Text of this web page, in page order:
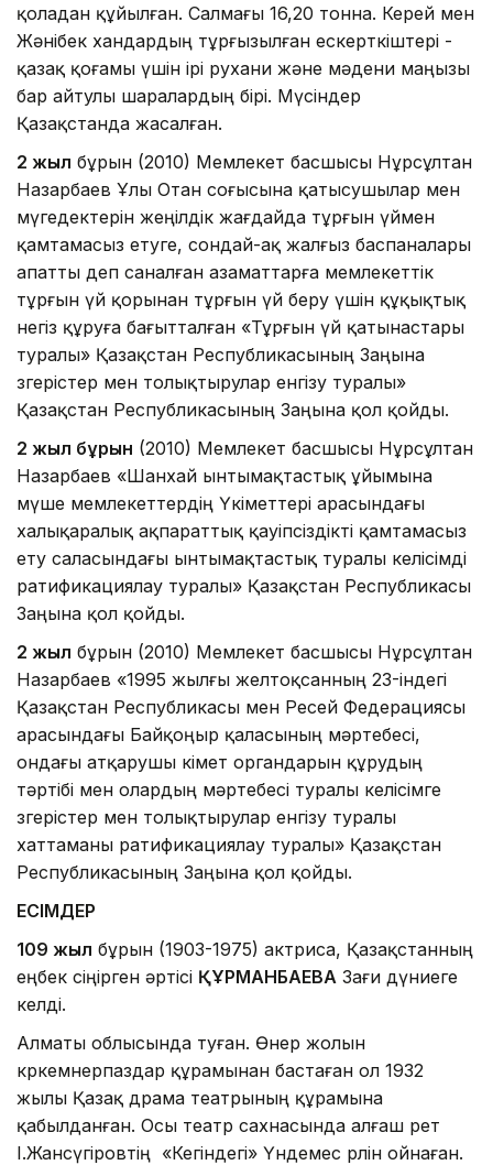
қоладан құйылған. Салмағы 16,20 тонна. Керей мен
Жәнібек хандардың тұрғызылған ескерткіштері -
қазақ қоғамы үшін ірі рухани және мәдени маңызы
бар айтулы шаралардың бірі. Мүсіндер
Қазақстанда жасалған.
2 жыл бұрын (2010) Мемлекет басшысы Нұрсұлтан
Назарбаев Ұлы Отан соғысына қатысушылар мен
мүгедектерін жеңілдік жағдайда тұрғын үймен
қамтамасыз етуге, сондай-ақ жалғыз баспаналары
апатты деп саналған азаматтарға мемлекеттік
тұрғын үй қорынан тұрғын үй беру үшін құқықтық
негіз құруға бағытталған «Тұрғын үй қатынастары
туралы» Қазақстан Республикасының Заңына
өзгерістер мен толықтырулар енгізу туралы»
Қазақстан Республикасының Заңына қол қойды.
2 жыл бұрын (2010) Мемлекет басшысы Нұрсұлтан
Назарбаев «Шанхай ынтымақтастық ұйымына
мүше мемлекеттердің Үкіметтері арасындағы
халықаралық ақпараттық қауіпсіздікті қамтамасыз
ету саласындағы ынтымақтастық туралы келісімді
ратификациялау туралы» Қазақстан Республикасы
Заңына қол қойды.
2 жыл бұрын (2010) Мемлекет басшысы Нұрсұлтан
Назарбаев «1995 жылғы желтоқсанның 23-індегі
Қазақстан Республикасы мен Ресей Федерациясы
арасындағы Байқоңыр қаласының мәртебесi,
ондағы атқарушы өкімет органдарын құрудың
тәртiбi мен олардың мәртебесi туралы келiсiмге
өзгерiстер мен толықтырулар енгiзу туралы
хаттаманы ратификациялау туралы» Қазақстан
Республикасының Заңына қол қойды.
ЕСІМДЕР
109 жыл бұрын (1903-1975) актриса, Қазақстанның
еңбек сіңірген әртісі ҚҰРМАНБАЕВА Зағи дүниеге
келді.
Алматы облысында туған. Өнер жолын
көркемөнерпаздар құрамынан бастаған ол 1932
жылы Қазақ драма театрының құрамына
қабылданған. Осы театр сахнасында алғаш рет
І.Жансүгіровтің «Кегіндегі» Үндемес рөлін ойнаған.